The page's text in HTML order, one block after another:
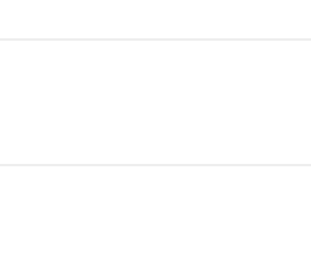
cookies no almacenan ninguna